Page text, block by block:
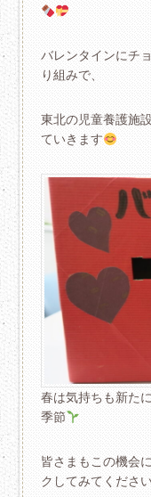
バレンタインにチ
り組みで、
東北の児童養護施
ていきます
春は気持ちも新た
季節
皆さまもこの機会
クしてみてくださ